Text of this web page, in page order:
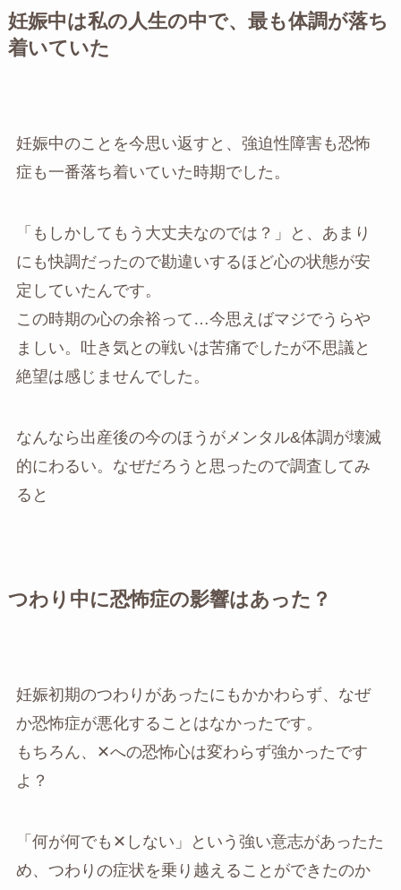
妊娠中は私の人生の中で、最も体調が落ち
着いていた
妊娠中のことを今思い返すと、強迫性障害も恐怖
症も一番落ち着いていた時期でした。
「もしかしてもう大丈夫なのでは？」と、あまり
にも快調だったので勘違いするほど心の状態が安
定していたんです。
この時期の心の余裕って…今思えばマジでうらや
ましい。吐き気との戦いは苦痛でしたが不思議と
絶望は感じませんでした。
なんなら出産後の今のほうがメンタル&体調が壊滅
的にわるい。なぜだろうと思ったので調査してみ
ると
つわり中に恐怖症の影響はあった？
妊娠初期のつわりがあったにもかかわらず、なぜ
か恐怖症が悪化することはなかったです。
もちろん、✕への恐怖心は変わらず強かったです
よ？
「何が何でも✕しない」という強い意志があったた
め、つわりの症状を乗り越えることができたのか